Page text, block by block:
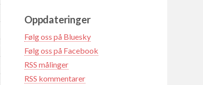
Oppdateringer
Følg oss på Bluesky
Følg oss på Facebook
RSS målinger
RSS kommentarer